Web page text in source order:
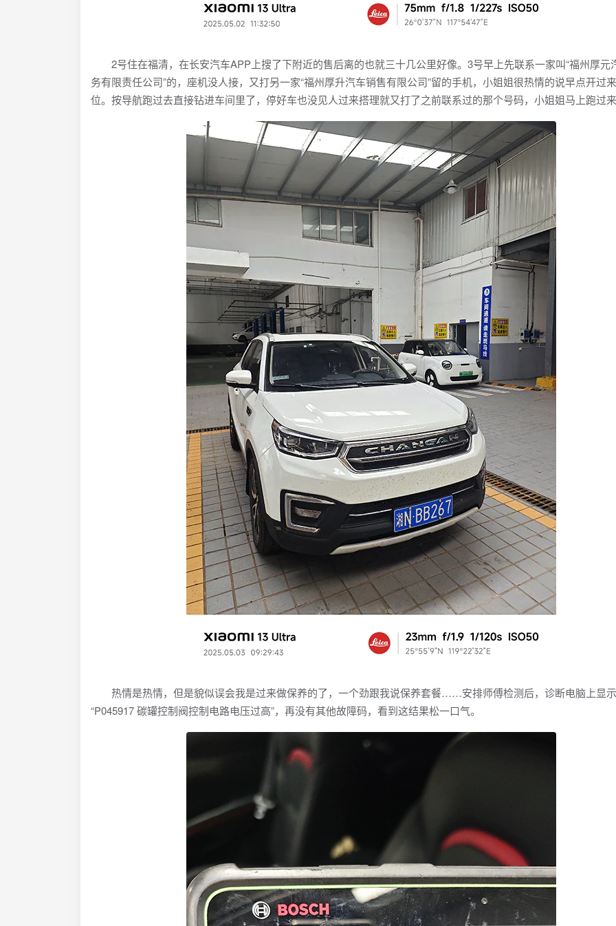
2号住在福清，在长安汽车APP上搜了下附近的售后离的也就三十几公里好像。3号早上先联系一家叫“福州厚元
务有限责任公司”的，座机没人接，又打另一家“福州厚升汽车销售有限公司”留的手机，小姐姐很热情的说早点开过
位。按导航跑过去直接钻进车间里了，停好车也没见人过来搭理就又打了之前联系过的那个号码，小姐姐马上跑过
热情是热情，但是貌似误会我是过来做保养的了，一个劲跟我说保养套餐……安排师傅检测后，诊断电脑上显示
“P045917 碳罐控制阀控制电路电压过高”，再没有其他故障码，看到这结果松一口气。